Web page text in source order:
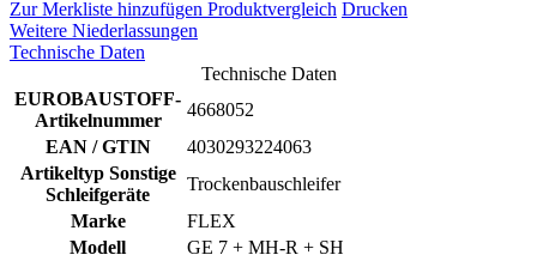
Zur Merkliste hinzufügen Produktvergleich Drucken
Weitere Niederlassungen
Technische Daten
Technische Daten
EUROBAUSTOFF-
Artikelnummer
4668052
EAN / GTIN
4030293224063
Artikeltyp Sonstige
Schleifgeräte
Trockenbauschleifer
Marke
FLEX
Modell
GE 7 + MH-R + SH